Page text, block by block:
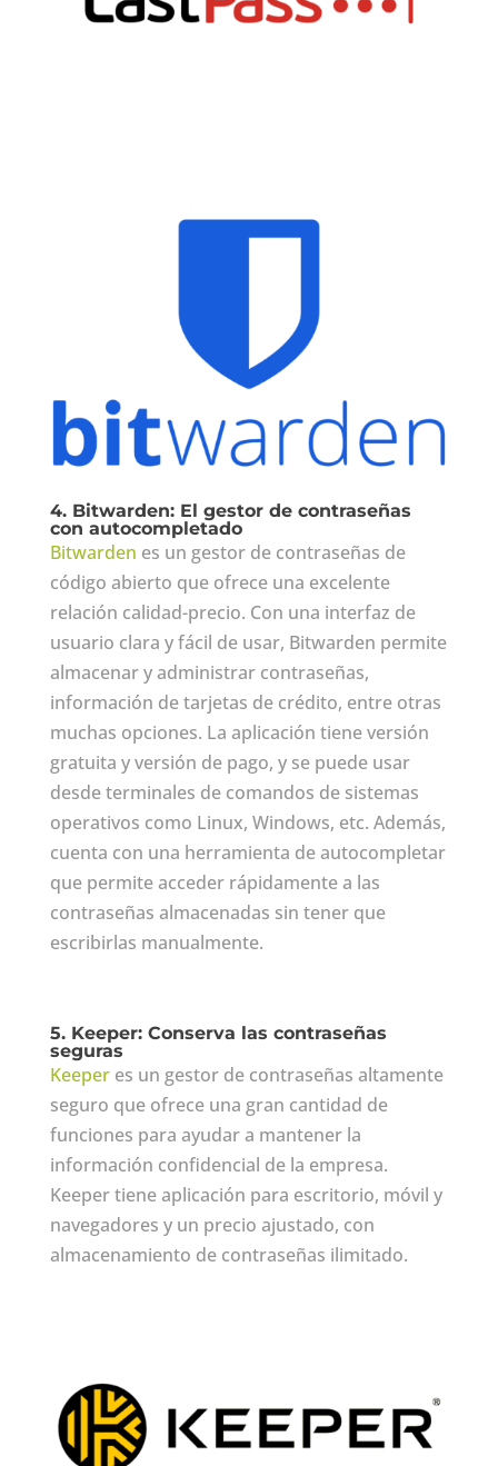
4. Bitwarden: El gestor de contraseñas
con autocompletado
Bitwarden es un gestor de contraseñas de
código abierto que ofrece una excelente
relación calidad-precio. Con una interfaz de
usuario clara y fácil de usar, Bitwarden permite
almacenar y administrar contraseñas,
información de tarjetas de crédito, entre otras
muchas opciones. La aplicación tiene versión
gratuita y versión de pago, y se puede usar
desde terminales de comandos de sistemas
operativos como Linux, Windows, etc. Además,
cuenta con una herramienta de autocompletar
que permite acceder rápidamente a las
contraseñas almacenadas sin tener que
escribirlas manualmente.
5. Keeper: Conserva las contraseñas
seguras
Keeperes un gestor de contraseñas altamente
seguro que ofrece una gran cantidad de
funciones para ayudar a mantener la
información confidencial de la empresa.
Keeper tiene aplicación para escritorio, móvil y
navegadores y un precio ajustado, con
almacenamiento de contraseñas ilimitado.